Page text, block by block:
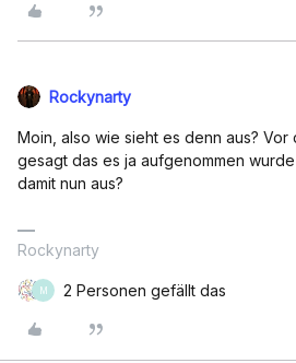
Rockynarty
Moin, also wie sieht es denn aus?
gesagt das es ja aufgenommen
damit nun aus?
Rockynarty
M 2 Personen gefällt das